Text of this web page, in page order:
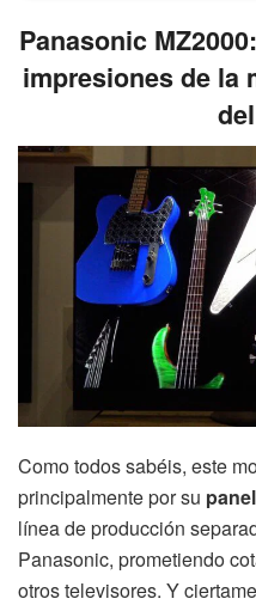
Panasonic
impresiones de la
Como todos sabéis, este
principalmente por su
línea de producción
Panasonic, prometiendo
otros televisores. Y